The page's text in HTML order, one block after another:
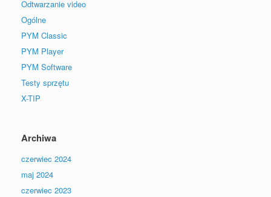
Odtwarzanie video
Ogólne
PYM Classic
PYM Player
PYM Software
Testy sprzętu
X-TIP
Archiwa
czerwiec 2024
maj 2024
czerwiec 2023